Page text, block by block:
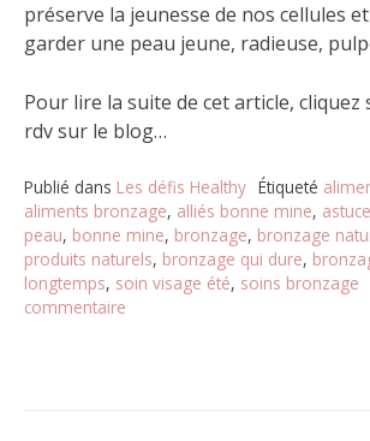
préserve la jeunesse de nos cellules
garder une peau jeune, radieuse,
Pour lire la suite de cet article, cliquez
rdv sur le blog…
Publié dans Les défis Healthy Étiqueté
aliments bronzage, alliés bonne mine,
peau, bonne mine, bronzage, bronzage
produits naturels, bronzage qui dure,
longtemps, soin visage été, soins bronzage
commentaire